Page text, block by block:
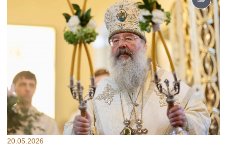
20.05.2026